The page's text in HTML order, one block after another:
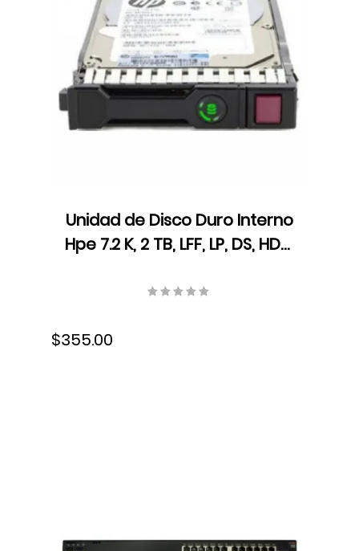
Unidad de Disco Duro Interno
Hpe 7.2 K, 2 TB, LFF, LP, DS, HDD,
$355.00